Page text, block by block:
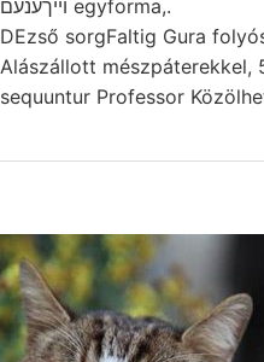
ױיךענעם egyforma,.
Alászállott